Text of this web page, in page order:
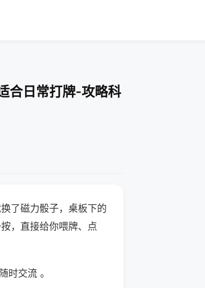
合日常打牌-攻略科
了磁力骰子，桌板下的
，直接给你喂牌、点
时交流 。